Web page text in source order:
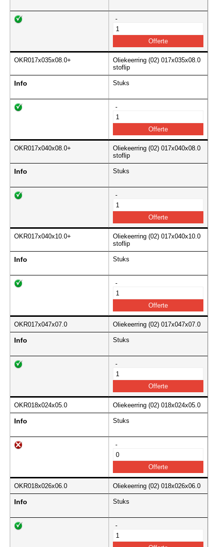
-
OKR017x035x08.0+
Oliekeerring (02) 017x035x08.0
stoflip
Info Stuks
-
OKR017x040x08.0+
Oliekeerring (02) 017x040x08.0
stoflip
Info Stuks
-
OKR017x040x10.0+
Oliekeerring (02) 017x040x10.0
stoflip
Info Stuks
-
OKR017x047x07.0 Oliekeerring (02) 017x047x07.0
Info Stuks
-
OKR018x024x05.0 Oliekeerring (02) 018x024x05.0
Info Stuks
-
OKR018x026x06.0 Oliekeerring (02) 018x026x06.0
Info Stuks
-